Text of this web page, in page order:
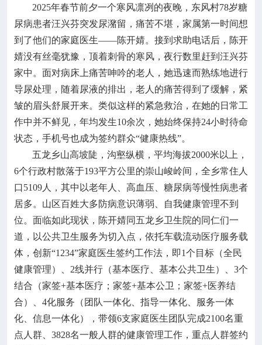
2025年春节前夕一个寒风凛冽的夜晚，东风村78岁糖
尿病患者汪兴芬突发尿潴留，痛苦不堪，家属第一时间想
到了他们的家庭医生——陈开婧。接到求助电话后，陈开
婧没有丝毫犹豫，顶着刺骨的寒风，夜行数里赶到汪兴芬
家中。面对病床上痛苦呻吟的老人，她迅速而熟练地进行
导尿处理，随着尿液的排出，老人的痛苦得到了缓解，紧
皱的眉头舒展开来。类似这样的紧急救治，在她的日常工
作中并不鲜见，年均发生10余次，她始终保持24小时待命
状态，手机号也成为签约群众“健康热线”。
五龙乡山高坡陡，沟壑纵横，平均海拔2000米以上，
6个行政村散落于193平方公里的崇山峻岭间，全乡常住人
口5109人，其中以老年人、高血压、糖尿病等慢性病患者
居多。山区百姓大多防病意识薄弱、自我健康管理不到
位。面临如此现状，陈开婧同五龙乡卫生院的同仁们一
道，以公共卫生服务为切入点，依托车载流动医疗服务载
体，创新“1234”家庭医生签约工作法，即1个目标（全民
健康管理）、2线并行（基本医疗、基本公共卫生）、3个
结合（家签+基本医疗；家签+基本公卫；家签+医养结
合）、4化服务（团队一体化、指导一体化、服务一体
化、信息一体化），带领6支家庭医生团队完成2100名重
点人群、3828名一般人群的健康管理工作，重点人群签约